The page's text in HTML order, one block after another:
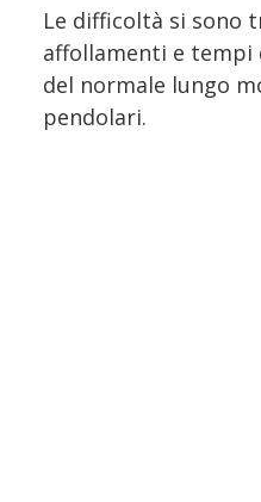
Le difficoltà si sono
affollamenti e
del normale lungo
pendolari.